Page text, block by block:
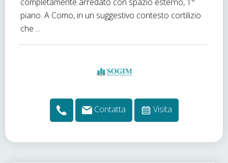
piano. A Como, in un suggestivo contesto cortilizio
che ...
Contatta Visita